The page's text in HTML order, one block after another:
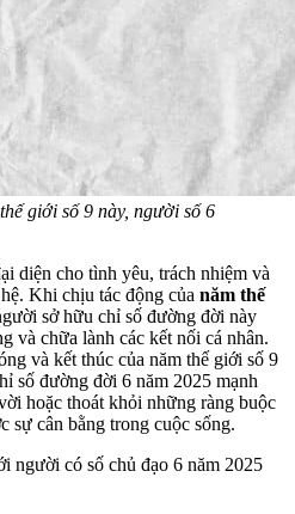
giới số 9 này, người số 6
diện cho tình yêu, trách nhiệm và
Khi chịu tác động của năm thế
sở hữu chỉ số đường đời này
và chữa lành các kết nối cá nhân.
và kết thúc của năm thế giới số 9
số đường đời 6 năm 2025 mạnh
hoặc thoát khỏi những ràng buộc
sự cân bằng trong cuộc sống.
người có số chủ đạo 6 năm 2025